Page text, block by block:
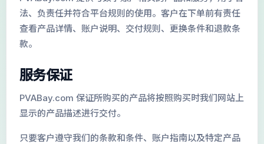
新 Gmail 账号
法、负责任并符合平台规则的使用。客户在下单前有责任
查看产品详情、账户说明、交付规则、更换条件和退款条
款。
服务保证
PVABay.com 保证所购买的产品将按照购买时我们网站上
显示的产品描述进行交付。
只要客户遵守我们的条款和条件、账户指南以及特定产品